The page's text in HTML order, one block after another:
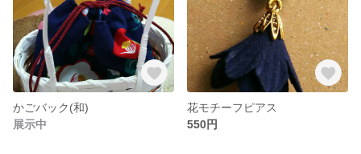
かごバック(和)
展示中
花モチーフピアス
550円